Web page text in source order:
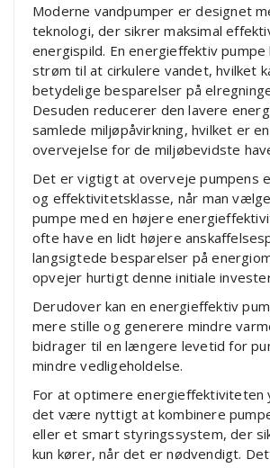
Moderne vandpumper er designet
teknologi, der sikrer maksimal
energispild. En energieffektiv
strøm til at cirkulere vandet, hvilket
betydelige besparelser på
Desuden reducerer den lavere
samlede miljøpåvirkning, hvilket er
overvejelse for de miljøbevidste
Det er vigtigt at overveje pumpens
og effektivitetsklasse, når man
pumpe med en højere
ofte have en lidt højere
langsigtede besparelser på
opvejer hurtigt denne initiale
Derudover kan en energieffektiv
mere stille og generere mindre
bidrager til en længere levetid for
mindre vedligeholdelse.
For at optimere energieffektiviteten
det være nyttigt at kombinere
eller et smart styringssystem, der
kun kører, når det er nødvendigt.